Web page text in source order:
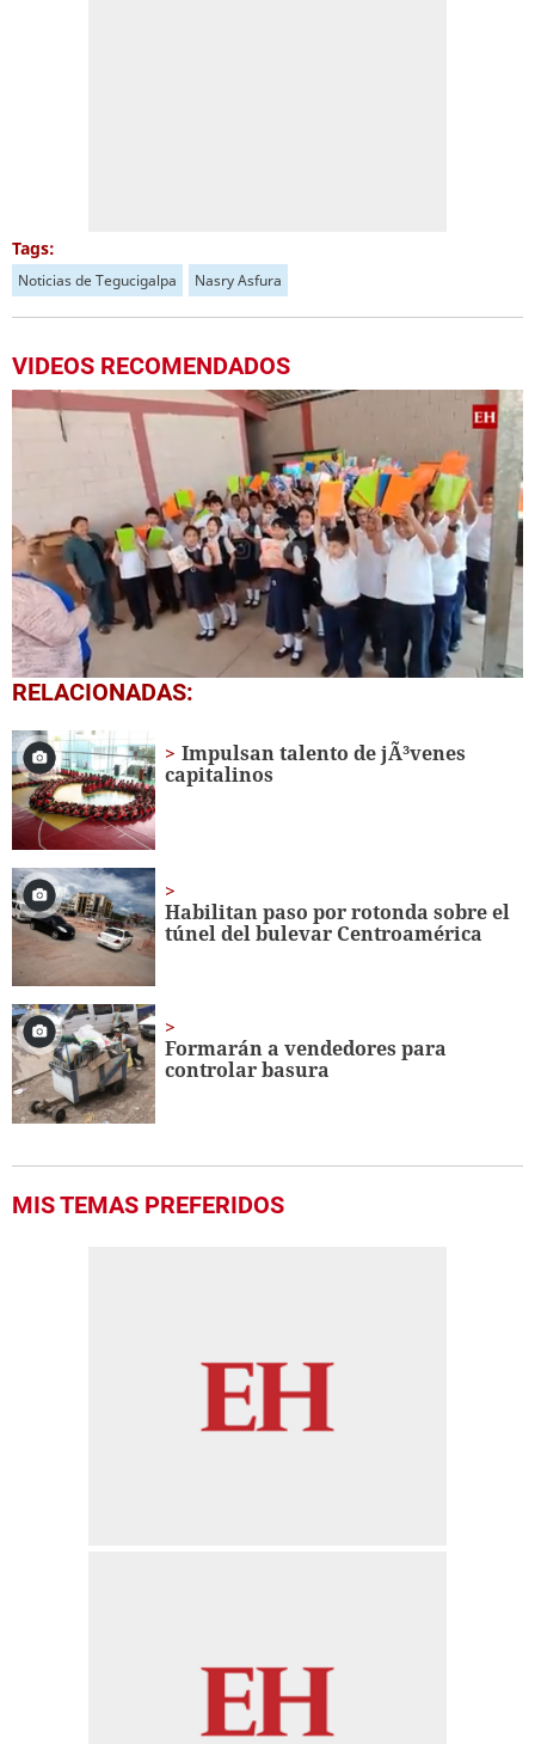
Tags:
Noticias de Tegucigalpa Nasry Asfura
VIDEOS RECOMENDADOS
0
seconds
1
minute,
56
seconds
RELACIONADAS:
Impulsan talento de jÃ³venes
capitalinos
Habilitan paso por rotonda sobre el
túnel del bulevar Centroamérica
Formarán a vendedores para
controlar basura
MIS TEMAS PREFERIDOS